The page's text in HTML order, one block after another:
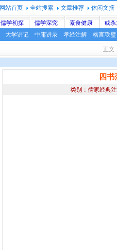
网站首页 全站搜索 文章推荐 休闲文摘
儒学初探 儒学深究 素食健康
戒
大学讲记 中庸讲录 孝经注解 格言联璧
正
四
类别：儒家经典